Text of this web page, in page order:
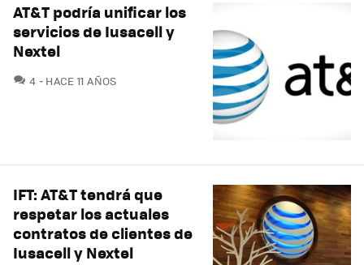
AT&T podría unificar los
servicios de Iusacell y
Nextel
4 COMENTARIOS
HACE 11 AÑOS
IFT: AT&T tendrá que
respetar los actuales
contratos de clientes de
Iusacell y Nextel